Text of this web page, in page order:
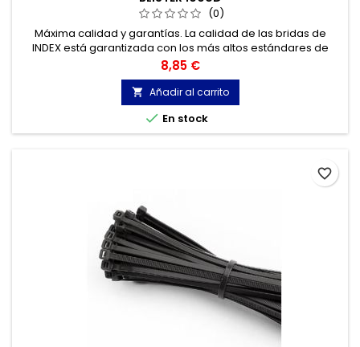
(0)
Máxima calidad y garantías. La calidad de las bridas de
INDEX está garantizada con los más altos estándares de
calidad, gracias a la certificación de acuerdo con la norma
UNE-EN 62275, que permite el marcado CE y con
homologación UL.
Precio
8,85 €
 Añadir al carrito
 En stock
favorite_border